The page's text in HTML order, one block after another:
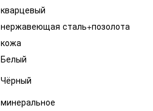
кварцевый
нержавеющая сталь+позолота
кожа
Белый
Чёрный
минеральное